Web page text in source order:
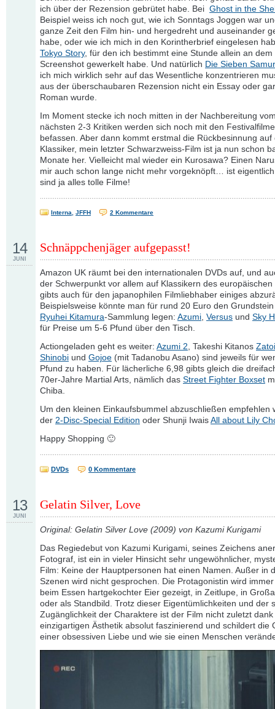
ich über der Rezension gebrütet habe. Bei Ghost in the
Beispiel weiss ich noch gut, wie ich Sonntags Joggen war
ganze Zeit den Film hin- und hergedreht und auseinander
habe, oder wie ich mich in den Korintherbrief eingelesen
Tokyo Story, für den ich bestimmt eine Stunde allein an dem
Screenshot gewerkelt habe. Und natürlich Die Sieben
ich mich wirklich sehr auf das Wesentliche konzentrieren
aus der überschaubaren Rezension nicht ein Essay oder
Roman wurde.
Im Moment stecke ich noch mitten in der Nachbereitung
nächsten 2-3 Kritiken werden sich noch mit den
befassen. Aber dann kommt erstmal die Rückbesinnung auf
Klassiker, mein letzter Schwarzweiss-Film ist ja nun schon
Monate her. Vielleicht mal wieder ein Kurosawa? Einen
mir auch schon lange nicht mehr vorgeknöpft… ist
sind ja alles tolle Filme!
Interna JFFH 2 Kommentare
Schnäppchenjäger aufgepasst!
14
JUNI
Amazon UK räumt bei den internationalen DVDs auf, und
der Schwerpunkt vor allem auf Klassikern des europäischen
gibts auch für den japanophilen Filmliebhaber einiges
Beispielsweise könnte man für rund 20 Euro den
Ryuhei Kitamura-Sammlung legen: Azumi, Versus und Sky
für Preise um 5-6 Pfund über den Tisch.
Actiongeladen geht es weiter: Azumi 2, Takeshi Kitanos
Shinobi und Gojoe (mit Tadanobu Asano) sind jeweils für
Pfund zu haben. Für lächerliche 6,98 gibts gleich die
70er-Jahre Martial Arts, nämlich das Street Fighter Boxset
Chiba.
Um den kleinen Einkaufsbummel abzuschließen empfehlen
der 2-Disc-Special Edition oder Shunji Iwais All about Lily
Happy Shopping 🙂
DVDs 0 Kommentare
Gelatin Silver, Love
13
JUNI
Original: Gelatin Silver Love (2009) von Kazumi Kurigami
Das Regiedebut von Kazumi Kurigami, seines Zeichens
Fotograf, ist ein in vieler Hinsicht sehr ungewöhnlicher,
Film: Keine der Hauptpersonen hat einen Namen. Außer in
Szenen wird nicht gesprochen. Die Protagonistin wird
beim Essen hartgekochter Eier gezeigt, in Zeitlupe, in
oder als Standbild. Trotz dieser Eigentümlichkeiten und der
Zugänglichkeit der Charaktere ist der Film nicht zuletzt
einzigartigen Ästhetik absolut faszinierend und schildert die
einer obsessiven Liebe und wie sie einen Menschen